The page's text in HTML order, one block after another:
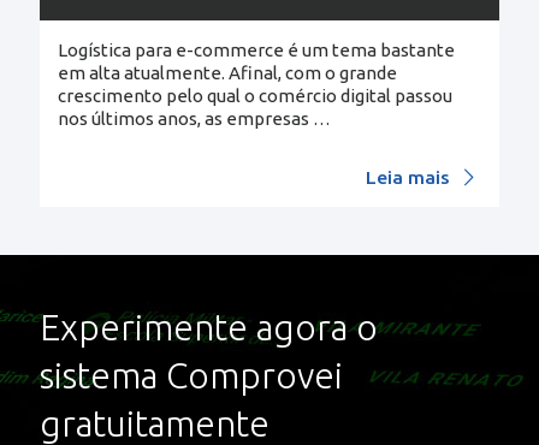
Logística para e-commerce é um tema bastante
em alta atualmente. Afinal, com o grande
crescimento pelo qual o comércio digital passou
nos últimos anos, as empresas …
Leia mais
Experimente agora o
sistema Comprovei
gratuitamente